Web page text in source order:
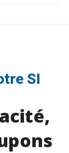
SI